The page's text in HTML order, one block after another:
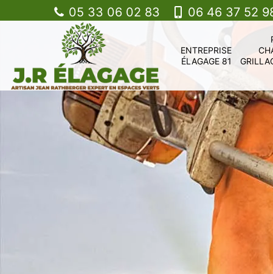
05 33 06 02 83 06 46 37 52
ENTREPRISE
ÉLAGAGE 81